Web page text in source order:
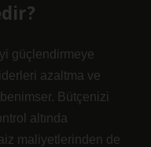
güçlendirmeye
azaltma ve
Bütçenizi
altında
maliyetlerinden de